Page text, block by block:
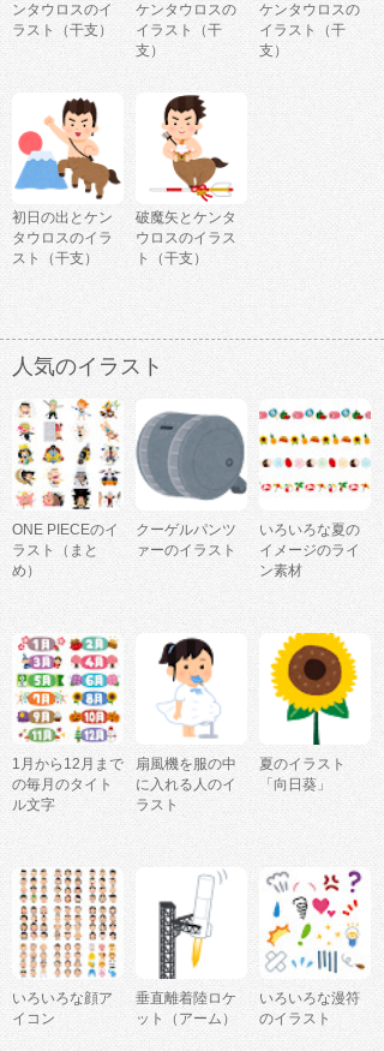
ンタウロスのイ
ラスト（干支）
ケンタウロスの
イラスト（干
支）
ケンタウロスの
イラスト（干
支）
初日の出とケン
タウロスのイラ
スト（干支）
破魔矢とケンタ
ウロスのイラス
ト（干支）
人気のイラスト
ONE PIECEのイ
ラスト（まと
め）
クーゲルパンツ
ァーのイラスト
いろいろな夏の
イメージのライ
ン素材
1月から12月まで
の毎月のタイト
ル文字
扇風機を服の中
に入れる人のイ
ラスト
夏のイラスト
「向日葵」
いろいろな顔ア
イコン
垂直離着陸ロケ
ット（アーム）
いろいろな漫符
のイラスト